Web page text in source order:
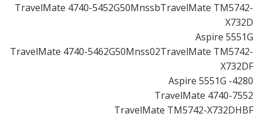
TravelMate 4740-5452G50MnssbTravelMate TM5742-
X732D
Aspire 5551G
TravelMate 4740-5462G50Mnss02TravelMate TM5742-
X732DF
Aspire 5551G -4280
TravelMate 4740-7552
TravelMate TM5742-X732DHBF